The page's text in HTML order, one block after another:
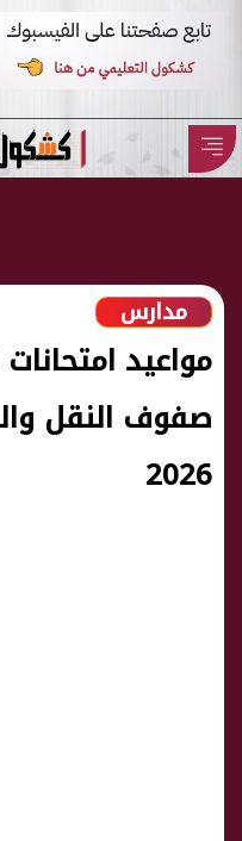
مدارس
مواعيد
صفوف النقل
2026